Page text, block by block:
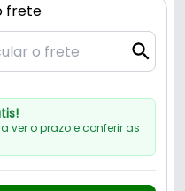
frete
ver o prazo e conferir as